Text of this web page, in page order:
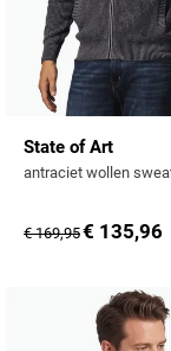
State of Art
antraciet wollen
€ 169,95€ 135,96